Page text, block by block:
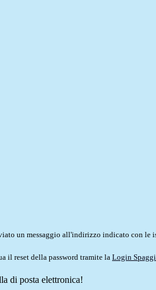
un messaggio all'indirizzo indicato con le
il reset della password tramite la Login
di posta elettronica!